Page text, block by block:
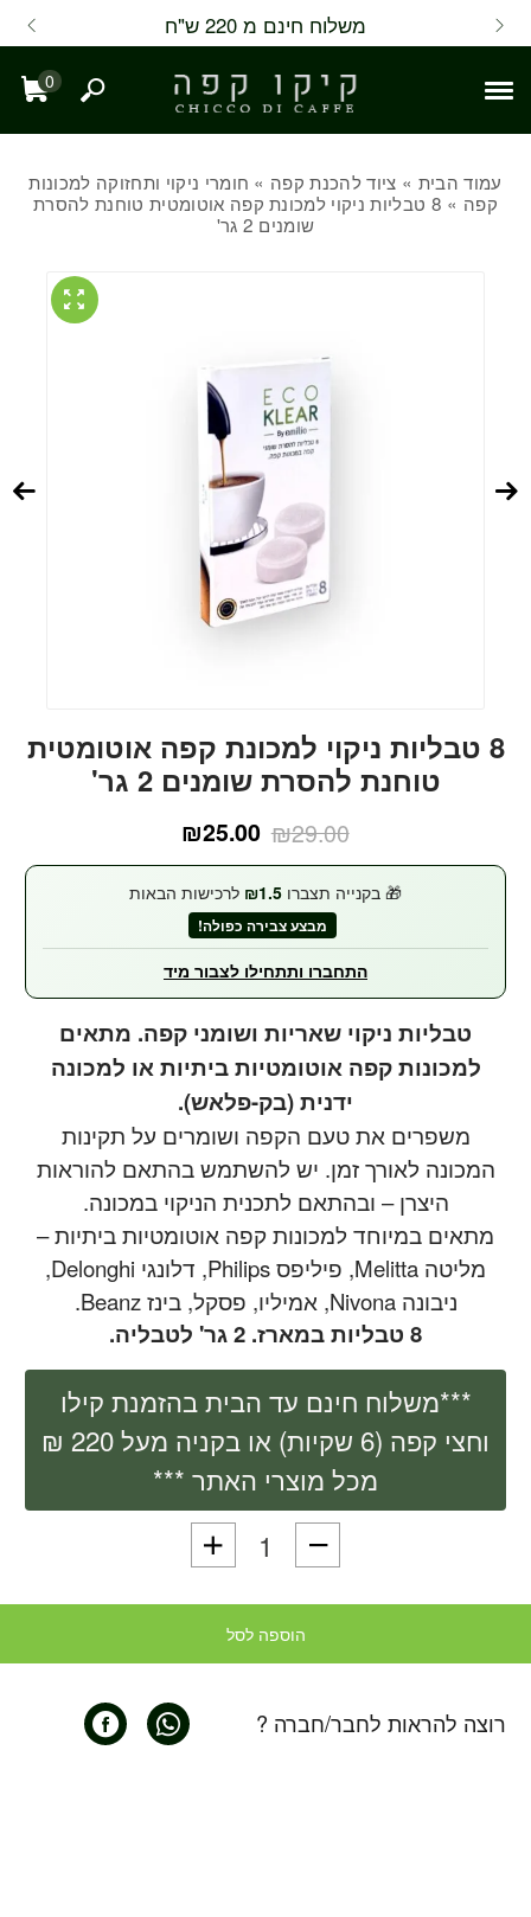
Skip to Content
Contact Us משלוח חינם מ 220 ש"ח
0
חיפוש
עמוד הבית » ציוד להכנת קפה » חומרי ניקוי ותחזוקה למכונות
קפה
» 8 טבליות ניקוי למכונת קפה אוטומטית טוחנת להסרת
שומנים 2 גר'
8 טבליות ניקוי למכונת קפה אוטומטית
טוחנת להסרת שומנים 2 גר'
₪29.00
המחיר
המקורי
היה:
₪29.00.
₪25.00
המחיר
הנוכחי
הוא:
₪25.00.
🎁 בקנייה תצברו ₪1.5 לרכישות הבאות
מבצע צבירה כפולה!
התחברו ותתחילו לצבור מיד
טבליות ניקוי שאריות ושומני קפה. מתאים
למכונות קפה אוטומטיות ביתיות או למכונה
ידנית (בק-פלאש).
משפרים את טעם הקפה ושומרים על תקינות
המכונה לאורך זמן. יש להשתמש בהתאם להוראות
היצרן – ובהתאם לתכנית הניקוי במכונה.
מתאים במיוחד למכונות קפה אוטומטיות ביתיות –
מליטה Melitta, פיליפס Philips, דלונגי Delonghi,
ניבונה Nivona, אמיליו, פסקל, בינז Beanz.
8 טבליות במארז. 2 גר' לטבליה.
***משלוח חינם עד הבית בהזמנת קילו
וחצי קפה (6 שקיות) או בקניה מעל 220 ₪
מכל מוצרי האתר ***
כמות של 8 טבליות ניקוי למכונת קפה אוטומטית טוחנת להסרת שומנים 2 גר'
הוספה לסל
רוצה להראות לחבר/חברה ?
Back top top